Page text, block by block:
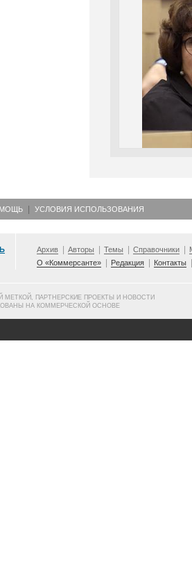
УСЛОВИЯ ИСПОЛЬЗОВАНИЯ
Архив Авторы Темы Справочники
О «Коммерсанте»
Редакция Контакты
МЕТКОЙ, ПАРТНЕРСКИЕ ПРОЕКТЫ И НОВОСТИ
НА КОММЕРЧЕСКОЙ ОСНОВЕ